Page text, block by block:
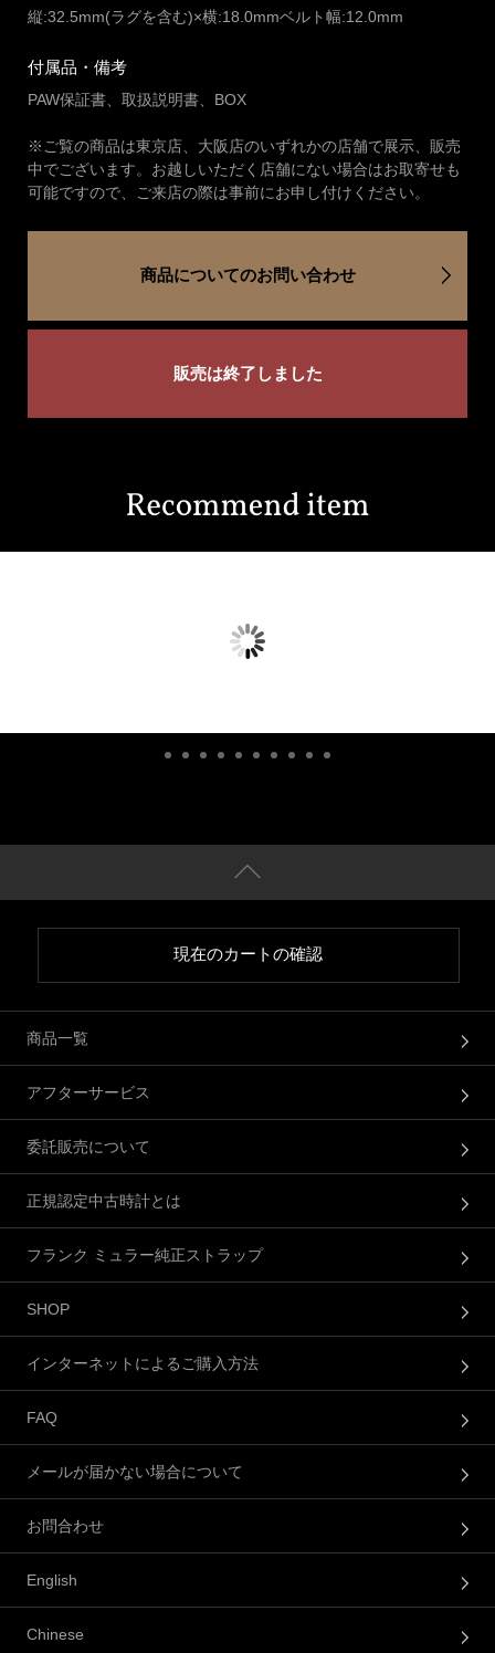
縦:32.5mm(ラグを含む)×横:18.0mmベルト幅:12.0mm
付属品・備考
PAW保証書、取扱説明書、BOX
※ご覧の商品は東京店、大阪店のいずれかの店舗で展示、販売
中でございます。お越しいただく店舗にない場合はお取寄せも
可能ですので、ご来店の際は事前にお申し付けください。
商品についてのお問い合わせ
販売は終了しました
現在のカートの確認
商品一覧
アフターサービス
委託販売について
正規認定中古時計とは
フランク ミュラー純正ストラップ
SHOP
インターネットによるご購入方法
FAQ
メールが届かない場合について
お問合わせ
English
Chinese